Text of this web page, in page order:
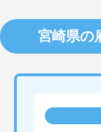
宮崎県の